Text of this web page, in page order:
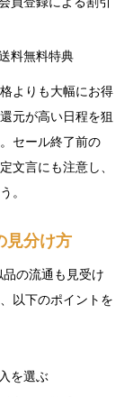
料無料特典
よりも大幅にお得
元が高い日程を狙
セール終了前の
文言にも注意し、
。
見分け方
の流通も見受け
以下のポイントを
を選ぶ